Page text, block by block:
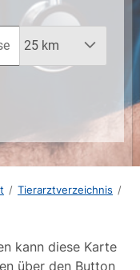
/ Tierarztverzeichnis /
kann diese Karte
über den Button